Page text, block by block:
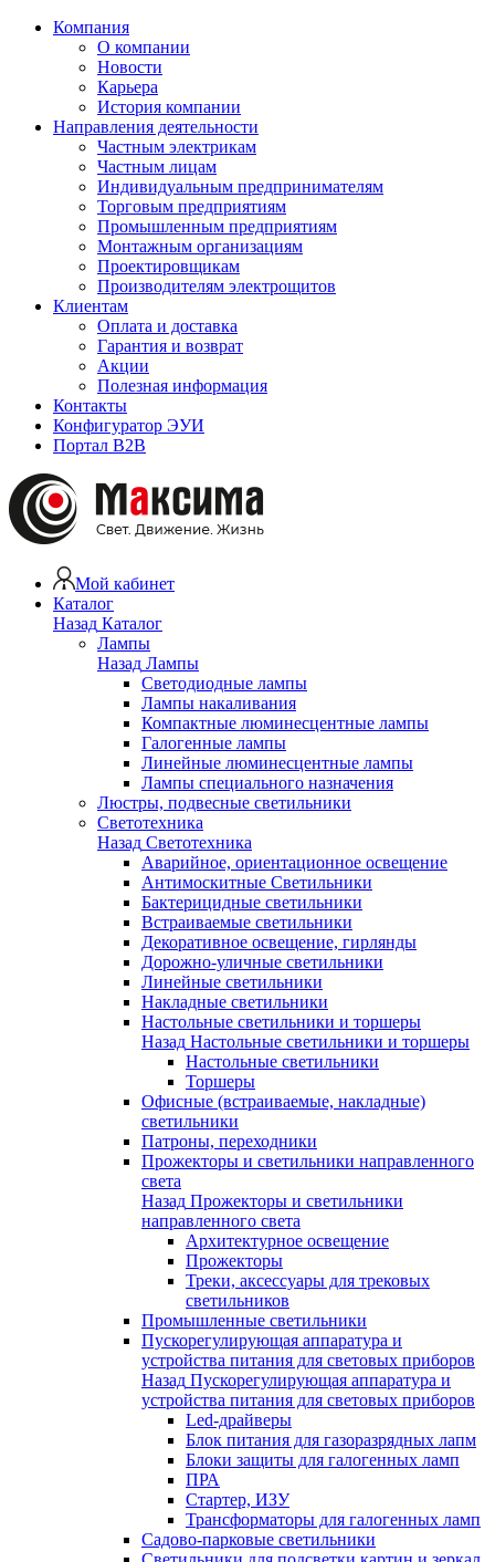
Компания
О компании
Новости
Карьера
История компании
Направления деятельности
Частным электрикам
Частным лицам
Индивидуальным предпринимателям
Торговым предприятиям
Промышленным предприятиям
Монтажным организациям
Проектировщикам
Производителям электрощитов
Клиентам
Оплата и доставка
Гарантия и возврат
Акции
Полезная информация
Контакты
Конфигуратор ЭУИ
Портал B2B
Мой кабинет
Каталог
Назад Каталог
Лампы
Назад Лампы
Светодиодные лампы
Лампы накаливания
Компактные люминесцентные лампы
Галогенные лампы
Линейные люминесцентные лампы
Лампы специального назначения
Люстры, подвесные светильники
Светотехника
Назад Светотехника
Аварийное, ориентационное освещение
Антимоскитные Светильники
Бактерицидные светильники
Встраиваемые светильники
Декоративное освещение, гирлянды
Дорожно-уличные светильники
Линейные светильники
Накладные светильники
Настольные светильники и торшеры
Назад Настольные светильники и торшеры
Настольные светильники
Торшеры
Офисные (встраиваемые, накладные)
светильники
Патроны, переходники
Прожекторы и светильники направленного
света
Назад Прожекторы и светильники
направленного света
Архитектурное освещение
Прожекторы
Треки, аксессуары для трековых
светильников
Промышленные светильники
Пускорегулирующая аппаратура и
устройства питания для световых приборов
Назад Пускорегулирующая аппаратура и
устройства питания для световых приборов
Led-драйверы
Блок питания для газоразрядных лапм
Блоки защиты для галогенных ламп
ПРА
Стартер, ИЗУ
Трансформаторы для галогенных ламп
Садово-парковые светильники